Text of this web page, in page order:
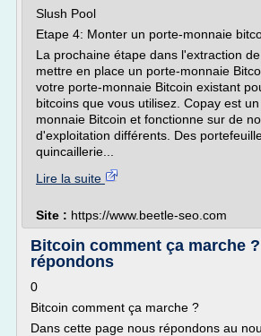
Slush Pool
Etape 4: Monter un porte-monnaie
La prochaine étape dans l'extraction
mettre en place un porte-monnaie
votre porte-monnaie Bitcoin existant
bitcoins que vous utilisez. Copay est
monnaie Bitcoin et fonctionne sur de
d'exploitation différents. Des
quincaillerie...
Lire la suite
Site : https://www.beetle-seo.com
Bitcoin comment ça marche
répondons
0
Bitcoin comment ça marche ?
Dans cette page nous répondons au